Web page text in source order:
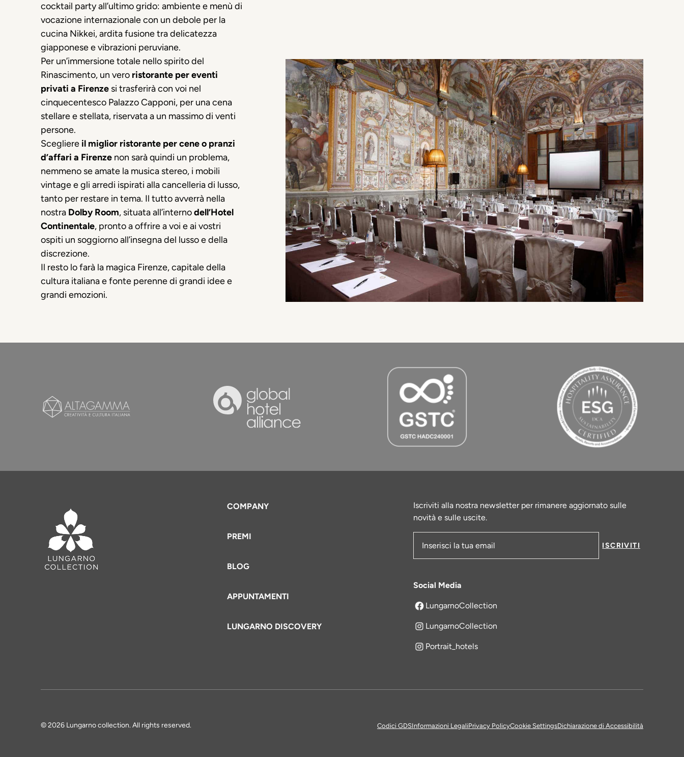
cocktail party all’ultimo grido: ambiente e menù di
vocazione internazionale con un debole per la
cucina Nikkei, ardita fusione tra delicatezza
giapponese e vibrazioni peruviane.
Per un’immersione totale nello spirito del
Rinascimento, un vero ristorante per eventi
privati a Firenze si trasferirà con voi nel
cinquecentesco Palazzo Capponi, per una cena
stellare e stellata, riservata a un massimo di venti
persone.
Scegliere il miglior ristorante per cene o pranzi
d’affari a Firenze non sarà quindi un problema,
nemmeno se amate la musica stereo, i mobili
vintage e gli arredi ispirati alla cancelleria di lusso,
tanto per restare in tema. Il tutto avverrà nella
nostra Dolby Room, situata all’internodell’Hotel
Continentale, pronto a offrire a voi e ai vostri
ospiti un soggiorno all’insegna del lusso e della
discrezione.
Il resto lo farà la magica Firenze, capitale della
cultura italiana e fonte perenne di grandi idee e
grandi emozioni.
COMPANY
PREMI
BLOG
APPUNTAMENTI
LUNGARNO DISCOVERY
Iscriviti alla nostra newsletter per rimanere aggiornato sulle
novità e sulle uscite.
Indirizzo e-mail
ISCRIVITI
Social Media
LungarnoCollection
si apre in una nuova scheda
LungarnoCollection
Portrait_hotels
© 2026 Lungarno collection. All rights reserved. Codici GDSInformazioni LegaliPrivacy PolicyCookie SettingsDichiarazione di Accessibilità